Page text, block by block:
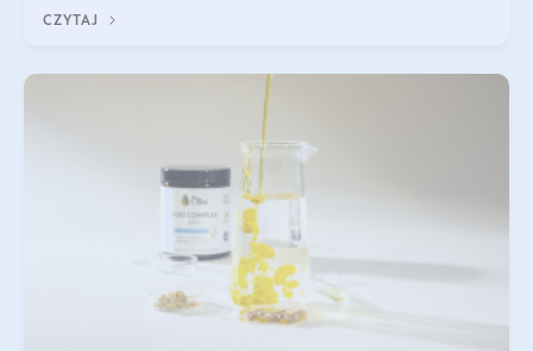
bydlęcy.
CZYTAJ